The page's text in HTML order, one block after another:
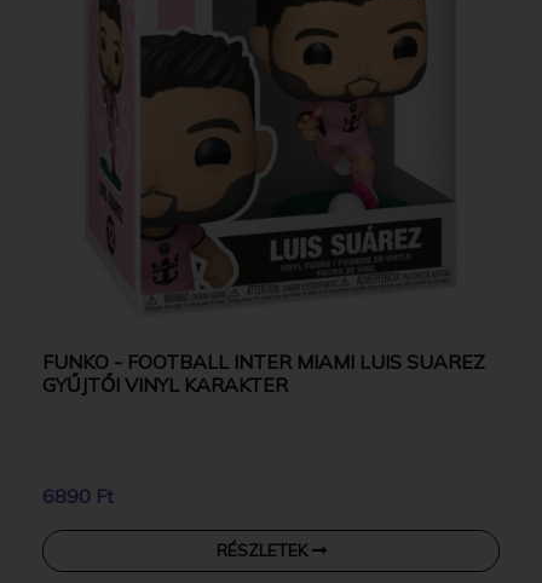
FUNKO - FOOTBALL INTER MIAMI LUIS SUAREZ
GYŰJTŐI VINYL KARAKTER
6890 Ft
RÉSZLETEK